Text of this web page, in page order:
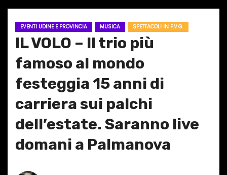
EVENTI UDINE E PROVINCIA MUSICA SPETTACOLI IN F.V.G.
IL VOLO – Il trio più
famoso al mondo
festeggia 15 anni di
carriera sui palchi
dell’estate. Saranno live
domani a Palmanova